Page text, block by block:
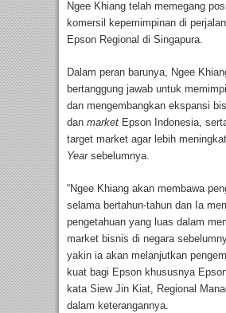
Ngee Khiang telah memegang
komersil kepemimpinan di
Epson Regional di Singapura.
Dalam peran barunya, Ngee
bertanggung jawab untuk
dan mengembangkan ekspansi
dan market Epson Indonesia,
target market agar lebih
Year sebelumnya.
“Ngee Khiang akan membawa
selama bertahun-tahun dan Ia
pengetahuan yang luas dalam
market bisnis di negara
yakin ia akan melanjutkan
kuat bagi Epson khususnya
kata Siew Jin Kiat, Regional
dalam keterangannya.